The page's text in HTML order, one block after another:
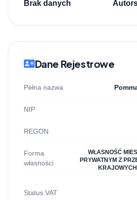
Brak danych
Dane Rejestrowe
Pełna nazwa
NIP
REGON
Forma
własności
WŁASNOŚĆ
PRYWATNYM Z
Status VAT